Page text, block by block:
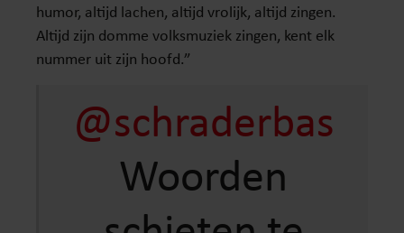
humor, altijd lachen, altijd vrolijk, altijd zingen.
Altijd zijn domme volksmuziek zingen, kent elk
nummer uit zijn hoofd.”
@schraderbas
Woorden